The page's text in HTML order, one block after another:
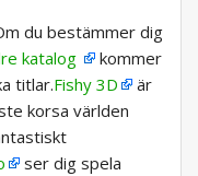
du bestämmer dig
katalog
kommer
titlar.Fishy 3D
är
korsa världen
ser dig spela